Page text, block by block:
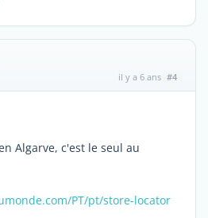
il y a 6 ans #4
Algarve, c'est le seul au
PT/pt/store-locator